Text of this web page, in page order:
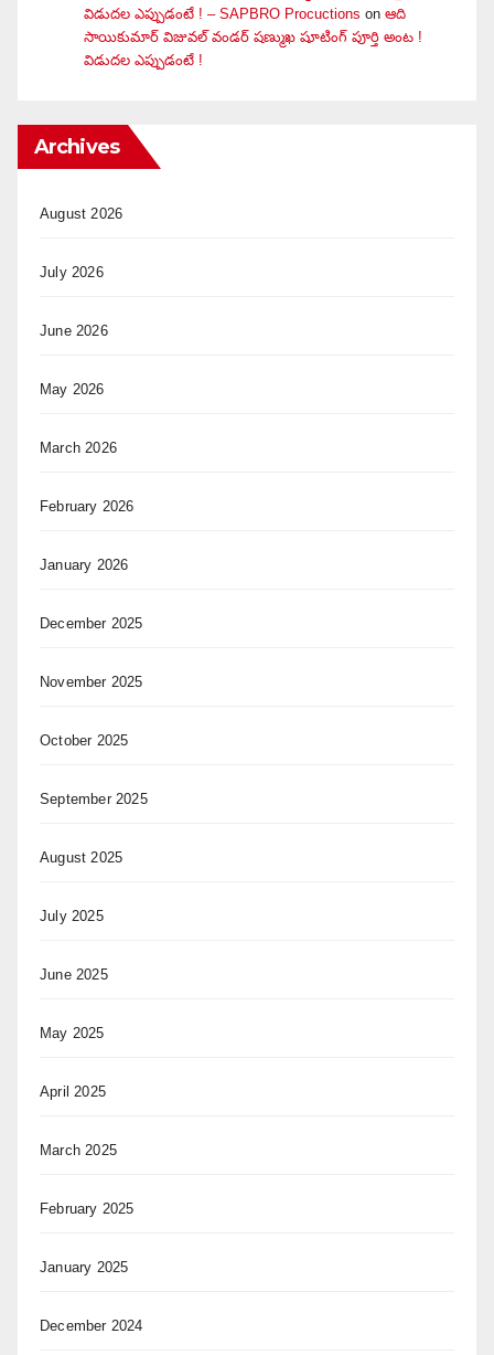
విడుదల ఎప్పుడంటే ! – SAPBRO Procuctions on ఆది
సాయికుమార్ విజువ‌ల్ వండ‌ర్ ష‌ణ్ముఖ షూటింగ్ పూర్తి అంట !
విడుదల ఎప్పుడంటే !
Archives
August 2026
July 2026
June 2026
May 2026
March 2026
February 2026
January 2026
December 2025
November 2025
October 2025
September 2025
August 2025
July 2025
June 2025
May 2025
April 2025
March 2025
February 2025
January 2025
December 2024